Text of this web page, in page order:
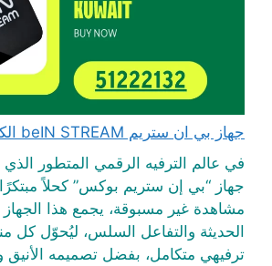
جهاز بي ان ستريم beIN STREAM الكويت مع اشتراك
في عالم الترفيه الرقمي المتطور الذي
جهاز “بي إن ستريم بوكس” كحلاً
مشاهدة غير مسبوقة، يجمع هذا الجهاز
الحديثة والتفاعل السلس، ليُحوّل كل
ترفيهي متكامل، بفضل تصميمه الأنيق